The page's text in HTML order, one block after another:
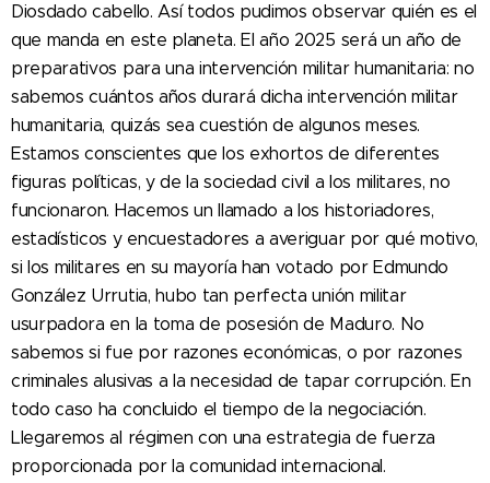
Diosdado cabello. Así todos pudimos observar quién es el
que manda en este planeta. El año 2025 será un año de
preparativos para una intervención militar humanitaria: no
sabemos cuántos años durará dicha intervención militar
humanitaria, quizás sea cuestión de algunos meses.
Estamos conscientes que los exhortos de diferentes
figuras políticas, y de la sociedad civil a los militares, no
funcionaron. Hacemos un llamado a los historiadores,
estadísticos y encuestadores a averiguar por qué motivo,
si los militares en su mayoría han votado por Edmundo
González Urrutia, hubo tan perfecta unión militar
usurpadora en la toma de posesión de Maduro. No
sabemos si fue por razones económicas, o por razones
criminales alusivas a la necesidad de tapar corrupción. En
todo caso ha concluido el tiempo de la negociación.
Llegaremos al régimen con una estrategia de fuerza
proporcionada por la comunidad internacional.